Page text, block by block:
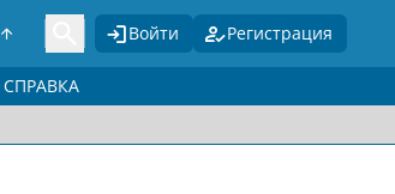
Войти Регистрация
СПРАВКА